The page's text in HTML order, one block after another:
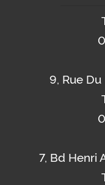
9, Rue
7, Bd Henri